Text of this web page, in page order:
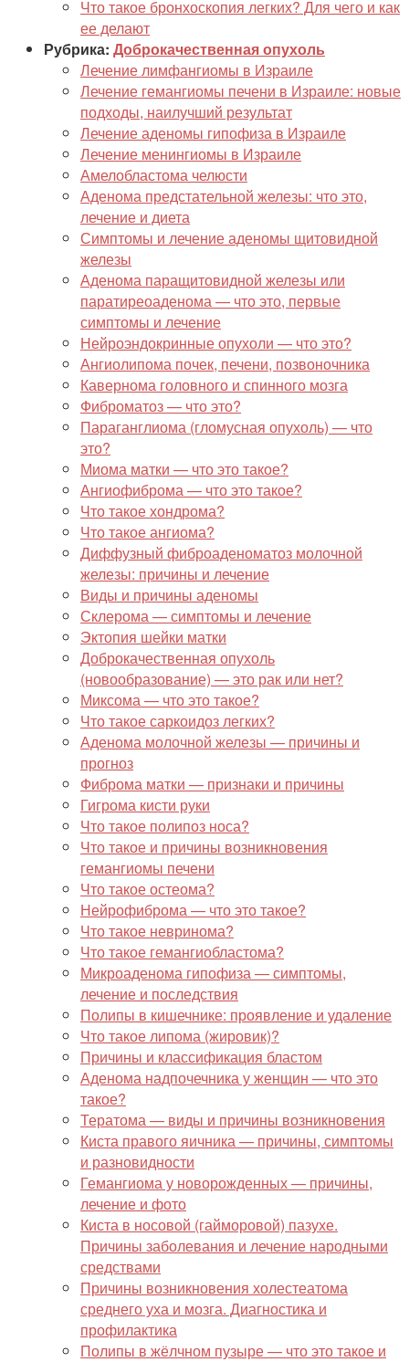
Что такое бронхоскопия легких? Для чего и как
ее делают
Рубрика: Доброкачественная опухоль
Лечение лимфангиомы в Израиле
Лечение гемангиомы печени в Израиле: новые
подходы, наилучший результат
Лечение аденомы гипофиза в Израиле
Лечение менингиомы в Израиле
Амелобластома челюсти
Аденома предстательной железы: что это,
лечение и диета
Симптомы и лечение аденомы щитовидной
железы
Аденома паращитовидной железы или
паратиреоаденома — что это, первые
симптомы и лечение
Нейроэндокринные опухоли — что это?
Ангиолипома почек, печени, позвоночника
Кавернома головного и спинного мозга
Фиброматоз — что это?
Параганглиома (гломусная опухоль) — что
это?
Миома матки — что это такое?
Ангиофиброма — что это такое?
Что такое хондрома?
Что такое ангиома?
Диффузный фиброаденоматоз молочной
железы: причины и лечение
Виды и причины аденомы
Склерома — симптомы и лечение
Эктопия шейки матки
Доброкачественная опухоль
(новообразование) — это рак или нет?
Миксома — что это такое?
Что такое саркоидоз легких?
Аденома молочной железы — причины и
прогноз
Фиброма матки — признаки и причины
Гигрома кисти руки
Что такое полипоз носа?
Что такое и причины возникновения
гемангиомы печени
Что такое остеома?
Нейрофиброма — что это такое?
Что такое невринома?
Что такое гемангиобластома?
Микроаденома гипофиза — симптомы,
лечение и последствия
Полипы в кишечнике: проявление и удаление
Что такое липома (жировик)?
Причины и классификация бластом
Аденома надпочечника у женщин — что это
такое?
Тератома — виды и причины возникновения
Киста правого яичника — причины, симптомы
и разновидности
Гемангиома у новорожденных — причины,
лечение и фото
Киста в носовой (гайморовой) пазухе.
Причины заболевания и лечение народными
средствами
Причины возникновения холестеатома
среднего уха и мозга. Диагностика и
профилактика
Полипы в жёлчном пузыре — что это такое и